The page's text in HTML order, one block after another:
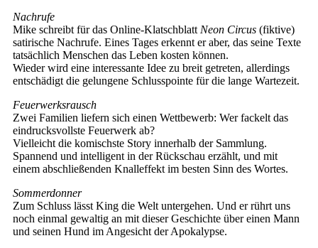
Nachrufe
Mike schreibt für das Online-Klatschblatt Neon Circus (fiktive)
satirische Nachrufe. Eines Tages erkennt er aber, das seine Texte
tatsächlich Menschen das Leben kosten können.
Wieder wird eine interessante Idee zu breit getreten, allerdings
entschädigt die gelungene Schlusspointe für die lange Wartezeit.
Feuerwerksrausch
Zwei Familien liefern sich einen Wettbewerb: Wer fackelt das
eindrucksvollste Feuerwerk ab?
Vielleicht die komischste Story innerhalb der Sammlung.
Spannend und intelligent in der Rückschau erzählt, und mit
einem abschließenden Knalleffekt im besten Sinn des Wortes.
Sommerdonner
Zum Schluss lässt King die Welt untergehen. Und er rührt uns
noch einmal gewaltig an mit dieser Geschichte über einen Mann
und seinen Hund im Angesicht der Apokalypse.